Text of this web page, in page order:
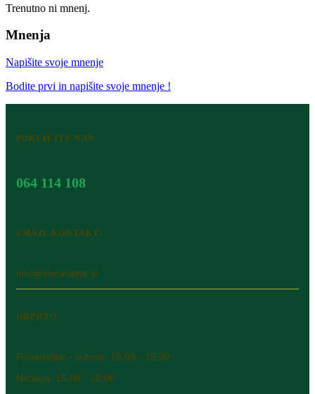
Trenutno ni mnenj.
Mnenja
Napišite svoje mnenje
Bodite prvi in napišite svoje mnenje !
POKLIČITE NAS
064 114 108
EMAIL KONTAKT:
info@atmarama.si
ODPRTO:
Ponedeljek - sobota: 10.00 - 18.00
Nedelja: 15.00 - 19.00